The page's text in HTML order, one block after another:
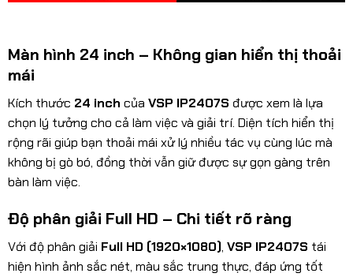
Màn hình 24 inch – Không gian hiển thị thoải
mái
Kích thước 24 inch của VSP IP2407S được xem là lựa
chọn lý tưởng cho cả làm việc và giải trí. Diện tích hiển thị
rộng rãi giúp bạn thoải mái xử lý nhiều tác vụ cùng lúc mà
không bị gò bó, đồng thời vẫn giữ được sự gọn gàng trên
bàn làm việc.
Độ phân giải Full HD – Chi tiết rõ ràng
Với độ phân giải Full HD (1920×1080), VSP IP2407S tái
hiện hình ảnh sắc nét, màu sắc trung thực, đáp ứng tốt